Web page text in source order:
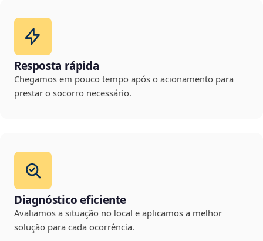
Resposta rápida
Chegamos em pouco tempo após o acionamento para
prestar o socorro necessário.
Diagnóstico eficiente
Avaliamos a situação no local e aplicamos a melhor
solução para cada ocorrência.